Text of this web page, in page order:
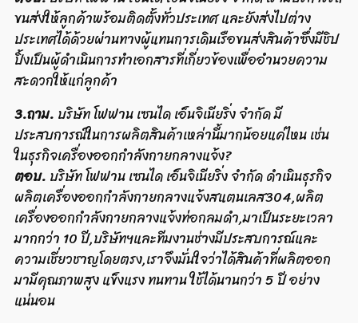
ขนส่งให้ลูกค้าพร้อมติดตั้งทั่วประเทศ และยังส่งไปต่าง
ประเทศได้ด้วยผ่านทางผู้แทนการเดินเรือขนส่งสินค้าซึ่งมีชิป
ปิ้งเป็นผู้ดำเนินการทำเอกสารที่เกี่ยวข้องเพื่ออำนวยความ
สะดวกให้แก่ลูกค้า
3.ถาม. บริษัท โฟฟาน เซนได เอ็นจิเนียริ่ง จำกัด มี
ประสบการณ์ในการผลิตสินค้าเหล่านี้มากน้อยแค่ไหน เช่น
ในธุรกิจเครื่องออกกำลังกายกลางแจ้ง?
ตอบ. บริษัท โฟฟาน เซนได เอ็นจิเนียริ่ง จำกัด ดำเนินธุรกิจ
ผลิตเครื่องออกกำลังกายกลางแจ้งสแตนเลส304,ผลิต
เครื่องออกกำลังกายกลางแจ้งท่อกลมดำ,มาเป็นระยะเวลา
มากกว่า 10 ปี,บริษัทฯและทีมงานช่างมีประสบการณ์และ
ความเชี่ยวชาญโดยตรง,เราจึงมั่นใจว่าได้สินค้าที่ผลิตออก
มามีคุณภาพสูง แข็งแรง ทนทาน ใช้ได้นานกว่า 5 ปี อย่าง
แน่นอน